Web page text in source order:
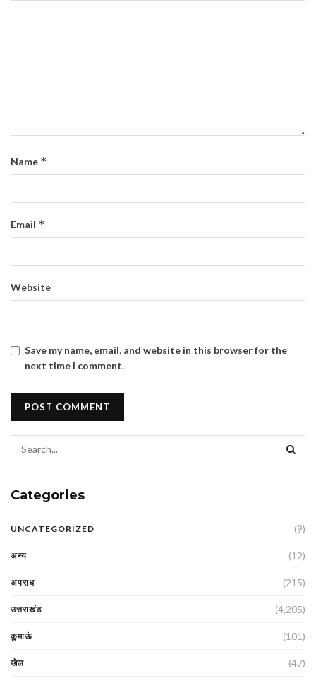
Name *
Email *
Website
Save my name, email, and website in this browser for the
next time I comment.
Categories
UNCATEGORIZED (9)
अन्य (12)
अपराध (215)
उत्तराखंड (4,205)
कुमाऊं (101)
खेल (47)